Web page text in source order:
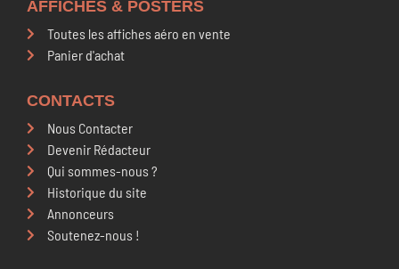
AFFICHES & POSTERS​
Toutes les affiches aéro en vente
Panier d'achat
CONTACTS
Nous Contacter
Devenir Rédacteur
Qui sommes-nous ?
Historique du site
Annonceurs
Soutenez-nous !